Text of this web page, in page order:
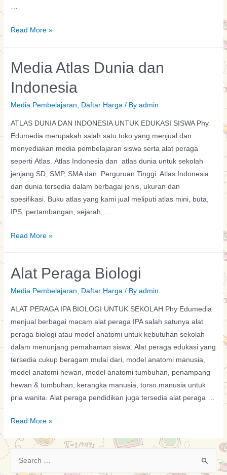
…
Poster
Biologi
Read More »
Media Atlas Dunia dan
Indonesia
Media Pembelajaran, Daftar Harga / Byadmin
ATLAS DUNIA DAN INDONESIA UNTUK EDUKASI SISWA Phy
Edumedia merupakah salah satu toko yang menjual dan
menyediakan media pembelajaran siswa serta alat peraga
seperti Atlas. Atlas Indonesia dan atlas dunia untuk sekolah
jenjang SD, SMP, SMA dan Perguruan Tinggi. Atlas Indonesia
dan dunia tersedia dalam berbagai jenis, ukuran dan
spesifikasi. Buku atlas yang kami jual meliputi atlas mini, buta,
IPS, pertambangan, sejarah, …
Media
dan
Read More »
Alat Peraga Biologi
Media Pembelajaran Daftar Harga / Byadmin
ALAT PERAGA IPA BIOLOGI UNTUK SEKOLAH Phy Edumedia
menjual berbagai macam alat peraga IPA salah satunya alat
peraga biologi atau model anatomi untuk kebutuhan sekolah
dalam menunjang pemahaman siswa. Alat peraga edukasi yang
tersedia cukup beragam mulai dari, model anatomi manusia,
model anatomi hewan, model anatomi tumbuhan, penampang
hewan & tumbuhan, kerangka manusia, torso manusia untuk
pria wanita. Alat peraga pendidikan juga tersedia alat peraga …
Alat
Biologi
Read More »